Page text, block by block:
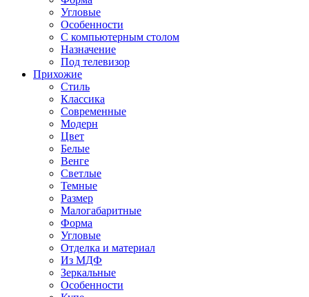
Угловые
Особенности
С компьютерным столом
Назначение
Под телевизор
Прихожие
Стиль
Классика
Современные
Модерн
Цвет
Белые
Венге
Светлые
Темные
Размер
Малогабаритные
Форма
Угловые
Отделка и материал
Из МДФ
Зеркальные
Особенности